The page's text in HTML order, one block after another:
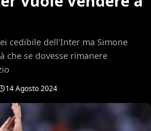
cedibile dell'Inter ma Simone
che se dovesse rimanere
14 Agosto 2024